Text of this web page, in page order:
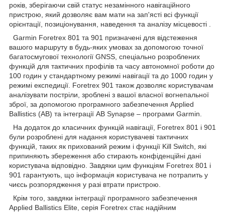
років, зберігаючи свій статус незамінного навігаційного
пристрою, який дозволяє вам мати на зап'ясті всі функції
орієнтації, позиціонування, наведення та аналізу місцевості .
Garmin Foretrex 801 та 901 призначені для відстеження
вашого маршруту в будь-яких умовах за допомогою точної
багатосмугової технології GNSS, спеціально розроблених
функцій для тактичних профілів та часу автономної роботи до
100 годин у стандартному режимі навігації та до 1000 годин у
режимі експедиції. Foretrex 901 також дозволяє користувачам
аналізувати постріли, зроблені з вашої власної вогнепальної
зброї, за допомогою програмного забезпечення Applied
Ballistics (AB) та інтеграції AB Synapse – програми Garmin.
На додаток до класичних функцій навігації, Foretrex 801 і 901
були розроблені для надання користувачеві тактичних
функцій, таких як прихований режим і функції Kill Switch, які
припиняють збереження або стирають конфіденційні дані
користувача відповідно. Завдяки цим функціям Foretrex 801 і
901 гарантують, що інформація користувача не потрапить у
чиєсь розпорядження у разі втрати пристрою.
Крім того, завдяки інтеграції програмного забезпечення
Applied Ballistics Elite, серія Foretrex стає надійним